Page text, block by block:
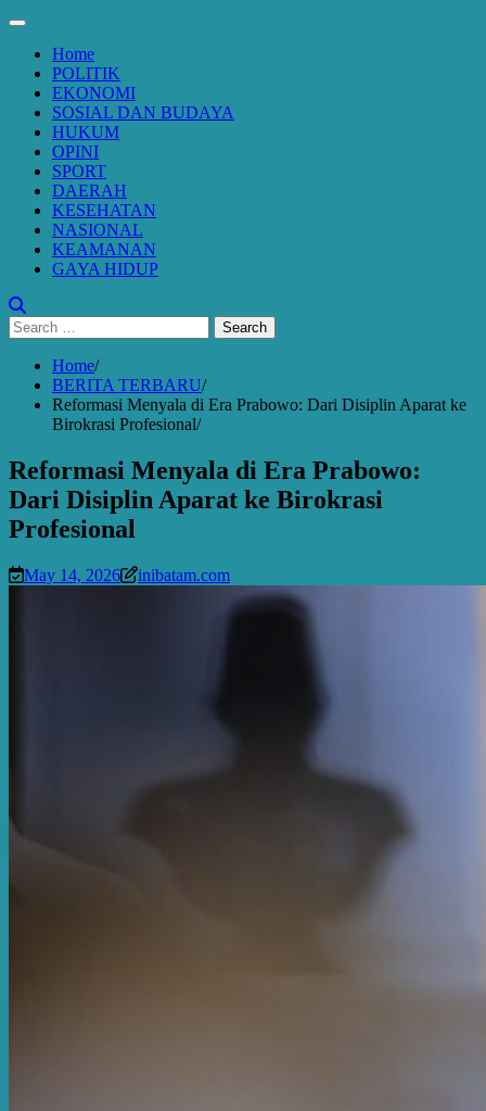
Home
POLITIK
EKONOMI
SOSIAL DAN BUDAYA
HUKUM
OPINI
SPORT
DAERAH
KESEHATAN
NASIONAL
KEAMANAN
GAYA HIDUP
Search
for:
Home
BERITA TERBARU
Reformasi Menyala di Era Prabowo: Dari Disiplin Aparat ke
Birokrasi Profesional
Reformasi Menyala di Era Prabowo:
Dari Disiplin Aparat ke Birokrasi
Profesional
May 14, 2026 inibatam.com